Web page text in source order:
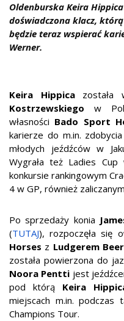
Oldenburska Keira
doświadczona klacz,
będzie teraz wspierać
Werner.
Keira Hippicazostała
Kostrzewskiego w
własności Bado Sport
karierze do m.in.
młodych jeźdźców w
Wygrała też Ladies
konkursie rankingowym
4 w GP, również
Po sprzedaży konia
(TUTAJ), rozpoczęła się
Horses z Ludgerem
została powierzona do
Noora Pentti jest
pod którą Keira
miejscach m.in. podczas
Champions Tour.